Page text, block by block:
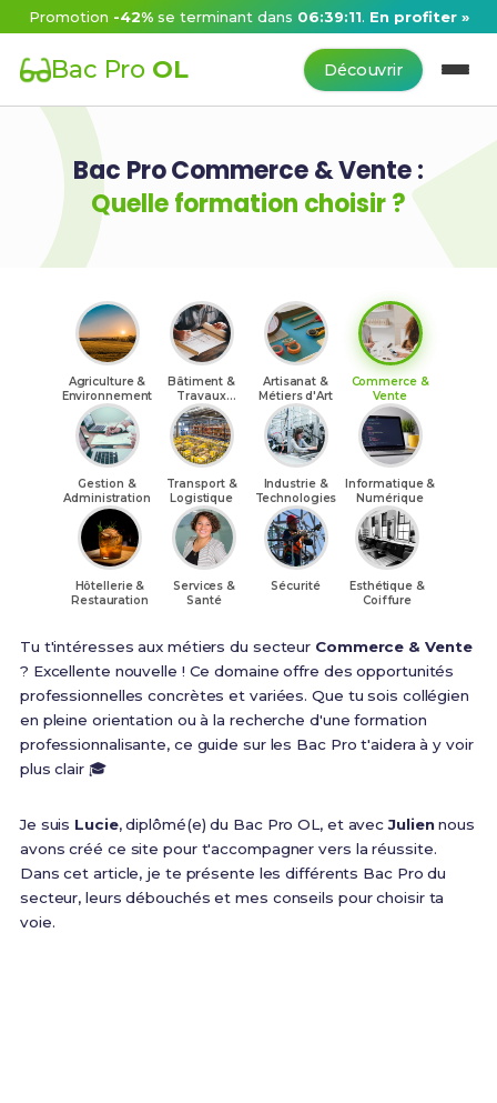
Promotion -42%se terminant dans 06:39:10.En profiter »
Bac Pro OL Découvrir
Bac Pro Commerce & Vente :
Quelle formation choisir ?
Agriculture &
Environnement
Bâtiment &
Travaux
Publics
Artisanat &
Métiers d'Art
Commerce &
Vente
Gestion &
Administration
Transport &
Logistique
Industrie &
Technologies
Informatique &
Numérique
Hôtellerie &
Restauration
Services &
Santé
Sécurité
Esthétique &
Coiffure
Tu t'intéresses aux métiers du secteur Commerce & Vente
? Excellente nouvelle ! Ce domaine offre des opportunités
professionnelles concrètes et variées. Que tu sois collégien
en pleine orientation ou à la recherche d'une formation
professionnalisante, ce guide sur les Bac Pro t'aidera à y voir
plus clair 🎓
Je suis Lucie, diplômé(e) du Bac Pro OL, et avecJuliennous
avons créé ce site pour t'accompagner vers la réussite.
Dans cet article, je te présente les différents Bac Pro du
secteur, leurs débouchés et mes conseils pour choisir ta
voie.